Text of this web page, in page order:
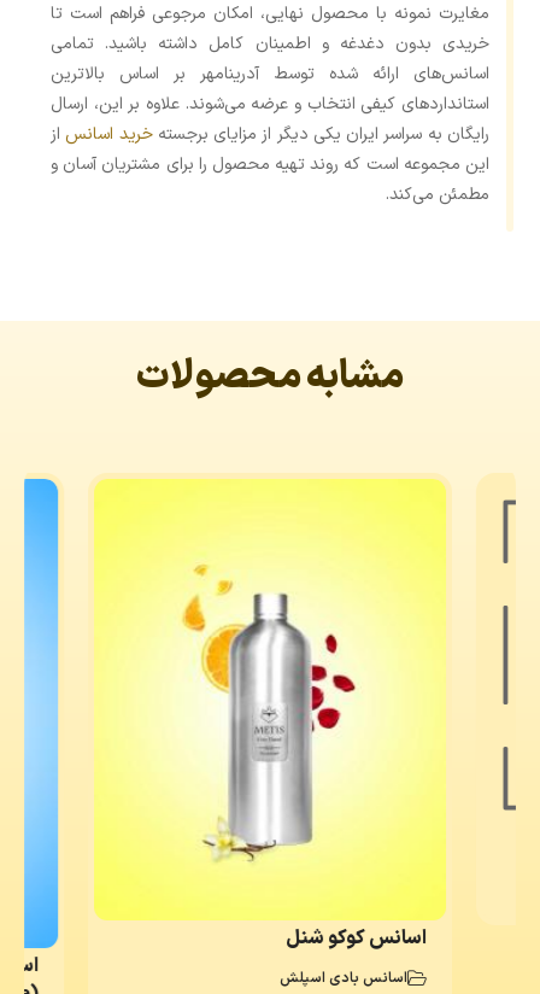
مغایرت نمونه با محصول نهایی، امکان مرجوعی فراهم است تا
خریدی بدون دغدغه و اطمینان کامل داشته باشید. تمامی
اسانس‌های ارائه شده توسط آدرینامهر بر اساس بالاترین
استانداردهای کیفی انتخاب و عرضه می‌شوند. علاوه بر این، ارسال
رایگان به سراسر ایران یکی دیگر از مزایای برجستهخرید اسانس از
این مجموعه است که روند تهیه محصول را برای مشتریان آسان و
مطمئن می‌کند.
مشابه محصولات
اسانس کوکو شنل
اسانس بادی اسپلش